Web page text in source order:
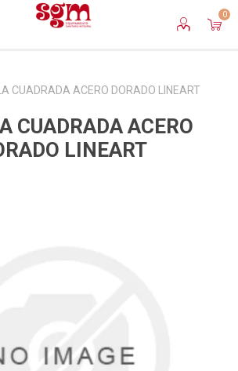
0
CUADRADA ACERO DORADO LINEART
CUADRADA ACERO
LINEART